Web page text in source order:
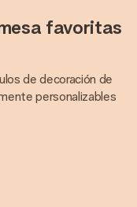
favoritas
de decoración de
personalizables